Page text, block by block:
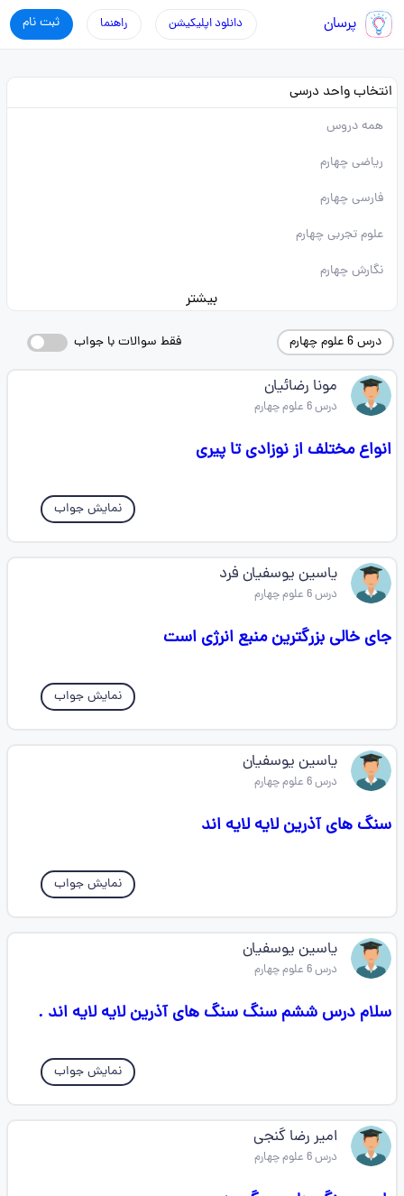
پرسان ثبت نام راهنما دانلود اپلیکیشن
انتخاب واحد درسی
همه دروس
ریاضی چهارم
فارسی چهارم
علوم تجربی چهارم
نگارش چهارم
بیشتر
درس 6 علوم چهارم فقط سوالات با جواب
مونا رضائیان
درس 6 علوم چهارم
انواع مختلف از نوزادی تا پیری
نمایش جواب
یاسین یوسفیان فرد
درس 6 علوم چهارم
جای خالی بزرگترین منبع انرژی است
نمایش جواب
یاسین یوسفیان
درس 6 علوم چهارم
سنگ های آذرین لایه لایه اند
نمایش جواب
یاسین یوسفیان
درس 6 علوم چهارم
سلام درس ششم سنگ سنگ های آذرین لایه لایه اند .
نمایش جواب
امیر رضا گنجی
درس 6 علوم چهارم